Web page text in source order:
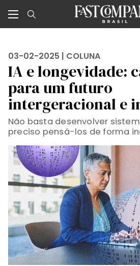
03-02-2025 | COLUNA
IA e longevidade:
para um futuro
intergeracional e
Não basta desenvolver
preciso pensá-los de forma